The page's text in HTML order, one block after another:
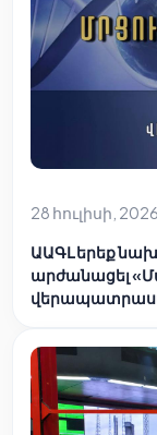
28 հուլիսի,
ԱԱԳԼ երեք
արժանացել